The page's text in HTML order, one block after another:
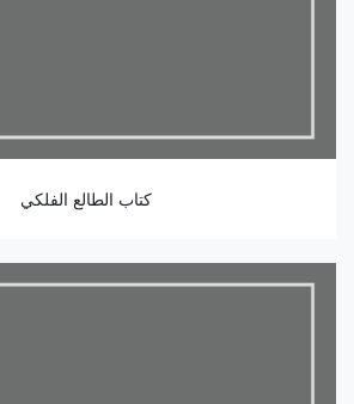
كتاب الطالع الفلكي